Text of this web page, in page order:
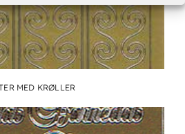
MED KRØLLER